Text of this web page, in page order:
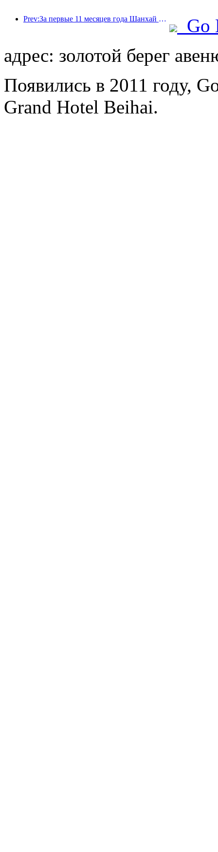
Prev:За первые 11 месяцев года Шанхай принял 8,282 миллиона иностранных туристов, что превзошло первоначальные ожидания.
Go
адрес: золотой берег
Появились в 2011 году,
Grand Hotel Beihai.